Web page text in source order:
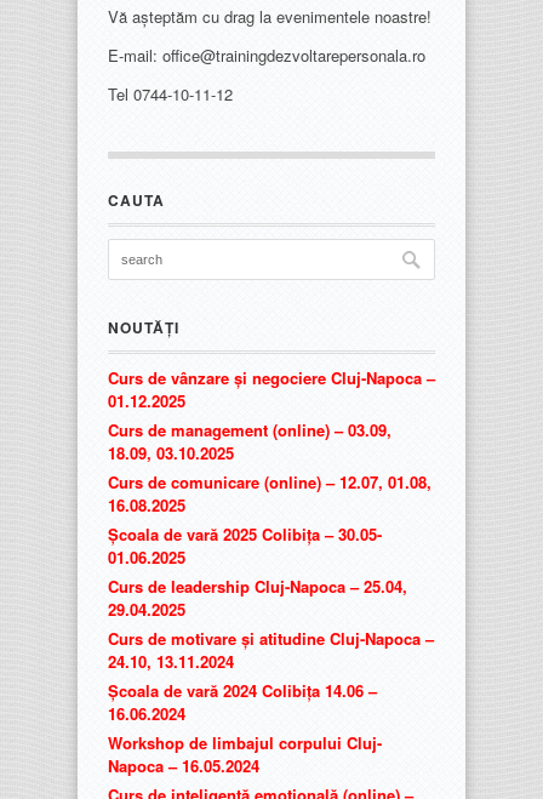
Vă așteptăm cu drag la evenimentele noastre!
E-mail: office@trainingdezvoltarepersonala.ro
Tel 0744-10-11-12
CAUTA
NOUTĂȚI
Curs de vânzare și negociere Cluj-Napoca –
01.12.2025
Curs de management (online) – 03.09,
18.09, 03.10.2025
Curs de comunicare (online) – 12.07, 01.08,
16.08.2025
Școala de vară 2025 Colibița – 30.05-
01.06.2025
Curs de leadership Cluj-Napoca – 25.04,
29.04.2025
Curs de motivare și atitudine Cluj-Napoca –
24.10, 13.11.2024
Școala de vară 2024 Colibița 14.06 –
16.06.2024
Workshop de limbajul corpului Cluj-
Napoca – 16.05.2024